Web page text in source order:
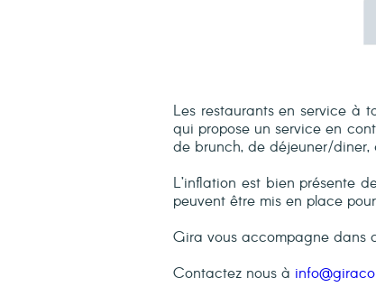
Les restaurants en service à
qui propose un service en
de brunch, de déjeuner/diner,
L’inflation est bien présente
peuvent être mis en place
Gira vous accompagne dans
Contactez nous à